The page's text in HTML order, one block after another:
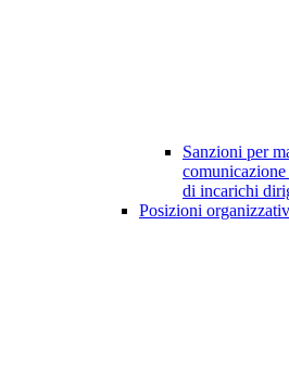
Sanzioni per
di incarichi
Posizioni